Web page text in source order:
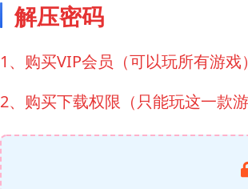
解压密码
1、购买VIP会员（可以玩所有游
2、购买下载权限（只能玩这一款